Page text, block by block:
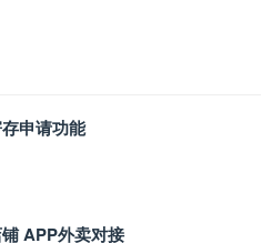
申请功能
APP外卖对接